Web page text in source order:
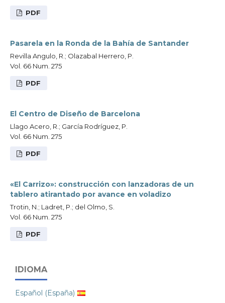
PDF
Pasarela en la Ronda de la Bahía de Santander
Revilla Angulo, R.; Olazabal Herrero, P.
Vol. 66 Num. 275
PDF
El Centro de Diseño de Barcelona
Llago Acero, R.; García Rodríguez, P.
Vol. 66 Num. 275
PDF
«El Carrizo»: construcción con lanzadoras de un
tablero atirantado por avance en voladizo
Trotin, N.; Ladret, P.; del Olmo, S.
Vol. 66 Num. 275
PDF
IDIOMA
Español (España)